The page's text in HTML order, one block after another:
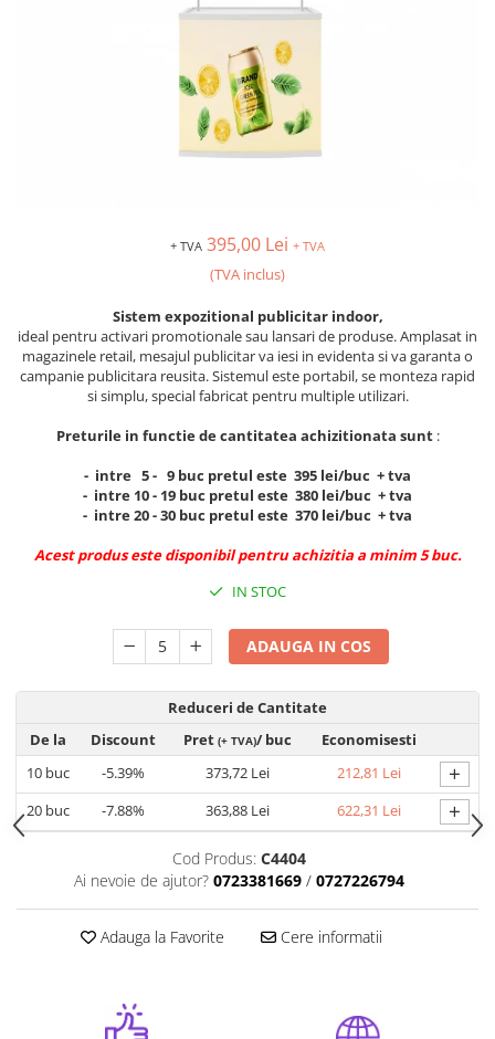
Seturi si Cutii intrumente de scris
Markere evidentiatoare text
Printuri, Bannere, Canvas
Taloane auto personalizabile
Printuri mari
Autocolant, Afise
Textile personalizate, Lanyard
Tricouri Polo
Haine de lucru personalizate
Accesorii Haine de lucru
Bocanci
Lanyarduri si Ecusoane
Sacose, Rucsaci, Umbrele
Sacose bumbac
Sacose material reciclat
Sacose poliester
+ TVA 395,00 Lei + TVA
(TVA inclus)
Sistem expozitional publicitar indoor,
ideal pentru activari promotionale sau lansari de produse. Amplasat in
magazinele retail, mesajul publicitar va iesi in evidenta si va garanta o
campanie publicitara reusita. Sistemul este portabil, se monteza rapid
si simplu, special fabricat pentru multiple utilizari.
Preturile in functie de cantitatea achizitionata sunt :
- intre 5 - 9 buc pretul este 395 lei/buc + tva
- intre 10 - 19 buc pretul este 380 lei/buc + tva
- intre 20 - 30 buc pretul este 370 lei/buc + tva
Acest produs este disponibil pentru achizitia a minim 5 buc.
IN STOC
ADAUGA IN COS
Reduceri de Cantitate
De la
Discount Pret (+ TVA)/ buc
Economisesti
10buc -5.39% 373,72 Lei 212,81 Lei +
20buc -7.88% 363,88 Lei 622,31 Lei +
Cod Produs: C4404
Ai nevoie de ajutor? 0723381669 / 0727226794
Adauga la Favorite Cere informatii